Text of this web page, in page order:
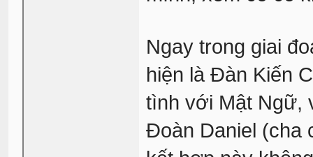
Ngay trong giai
hiện là Đàn Kiến
tình với Mật Ngữ,
Đoàn Daniel (cha